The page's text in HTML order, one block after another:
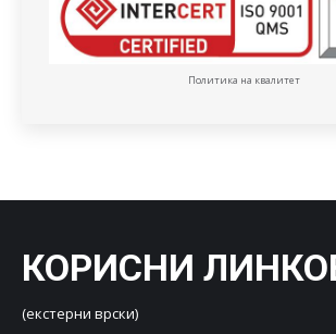
Политика на квалитет
КОРИСНИ
(екстерни врски)